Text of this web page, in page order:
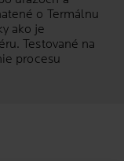
o Termálnu
ako je
Testované na
procesu